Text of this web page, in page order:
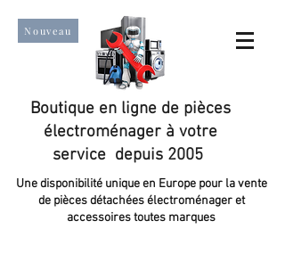
Nouveau
Boutique en ligne de pièces
électroménager à votre
service depuis 2005
Une disponibilité unique en Europe pour la vente
de pièces détachées électroménager et
accessoires toutes marques